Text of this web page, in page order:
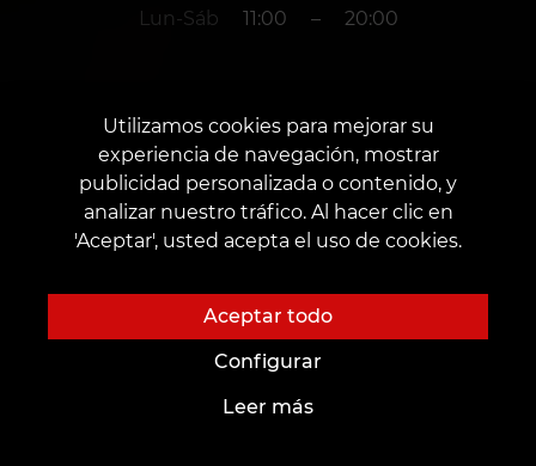
año. Granada
Calle Dr. Severo Ochoa, 18
Fecha de apertura: 2 de marzo de 2023
Lun-Sáb 11:00 – 20:00
Utilizamos cookies para mejorar su
experiencia de navegación, mostrar
publicidad personalizada o contenido, y
analizar nuestro tráfico. Al hacer clic en
'Aceptar', usted acepta el uso de cookies.
Aceptar todo
Configurar
Leer más